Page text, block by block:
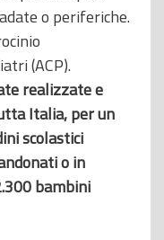
o periferiche.
(ACP).
realizzate e
Italia, per un
scolastici
o in
bambini